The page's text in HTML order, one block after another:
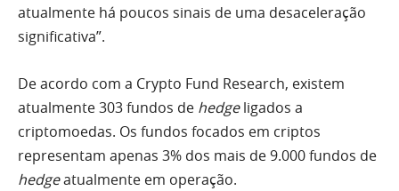
atualmente há poucos sinais de uma desaceleração
significativa”.
De acordo com a Crypto Fund Research, existem
atualmente 303 fundos de hedgeligados a
criptomoedas. Os fundos focados em criptos
representam apenas 3% dos mais de 9.000 fundos de
hedgeatualmente em operação.